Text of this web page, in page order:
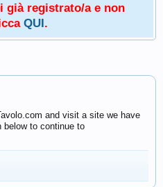
già registrato/a e non
QUI.
and visit a site we have
below to continue to